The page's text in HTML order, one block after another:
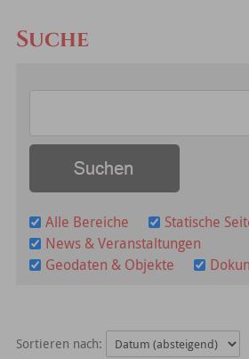
Suche
Alle Bereiche
Statische
News & Veranstaltungen
Geodaten & Objekte
Sortieren nach: